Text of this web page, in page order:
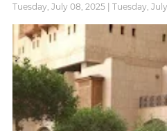
Tuesday, July 08, 2025 | Tuesday,